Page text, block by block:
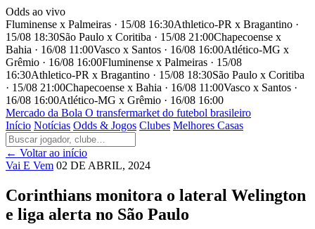
Odds ao vivo
Fluminense x Palmeiras · 15/08 16:30Athletico-PR x Bragantino ·
15/08 18:30São Paulo x Coritiba · 15/08 21:00Chapecoense x
Bahia · 16/08 11:00Vasco x Santos · 16/08 16:00Atlético-MG x
Grêmio · 16/08 16:00Fluminense x Palmeiras · 15/08
16:30Athletico-PR x Bragantino · 15/08 18:30São Paulo x Coritiba
· 15/08 21:00Chapecoense x Bahia · 16/08 11:00Vasco x Santos ·
16/08 16:00Atlético-MG x Grêmio · 16/08 16:00
Mercado da Bola O transfermarket do futebol brasileiro
Início Notícias Odds & Jogos Clubes Melhores Casas
← Voltar ao início
Vai E Vem 02 DE ABRIL, 2024
Corinthians monitora o lateral Welington
e liga alerta no São Paulo